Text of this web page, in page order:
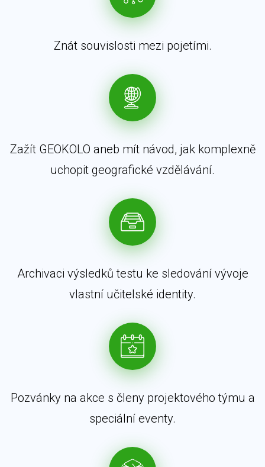
Znát souvislosti mezi pojetími.
Zažít GEOKOLO aneb mít návod, jak komplexně
uchopit geografické vzdělávání.
Archivaci výsledků testu ke sledování vývoje
vlastní učitelské identity.
Pozvánky na akce s členy projektového týmu a
speciální eventy.